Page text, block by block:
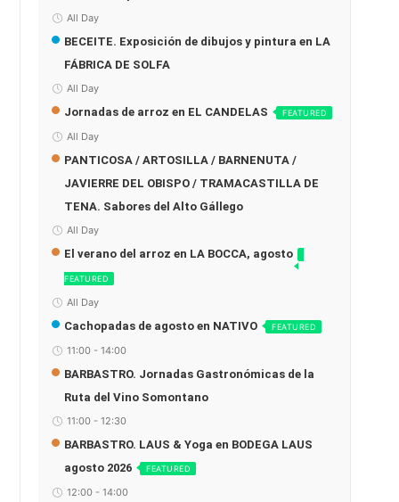
All Day
BECEITE. Exposición de dibujos y pintura en LA
FÁBRICA DE SOLFA
All Day
Jornadas de arroz en EL CANDELAS FEATURED
All Day
PANTICOSA / ARTOSILLA / BARNENUTA /
JAVIERRE DEL OBISPO / TRAMACASTILLA DE
TENA. Sabores del Alto Gállego
All Day
El verano del arroz en LA BOCCA, agosto
FEATURED
All Day
Cachopadas de agosto en NATIVO FEATURED
11:00 -14:00
BARBASTRO. Jornadas Gastronómicas de la
Ruta del Vino Somontano
11:00 -12:30
BARBASTRO. LAUS & Yoga en BODEGA LAUS
agosto 2026
FEATURED
12:00 -14:00